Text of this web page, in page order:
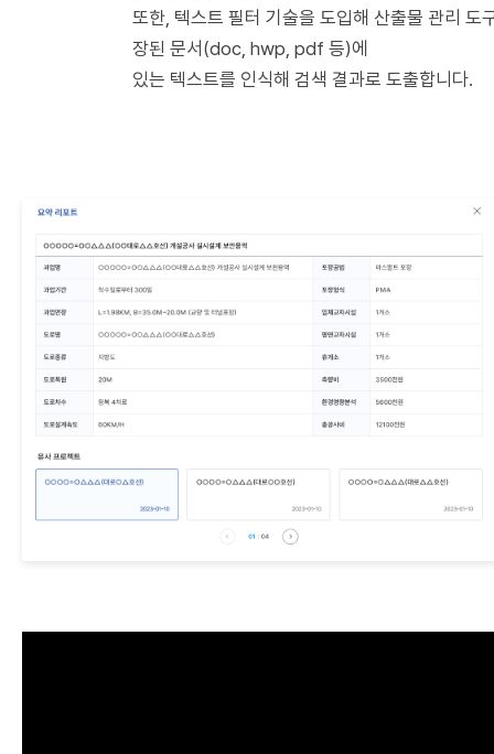
또한, 텍스트 필터 기술을 도입해 산출물 관리 도
장된 문서(doc, hwp, pdf 등)에
있는 텍스트를 인식해 검색 결과로 도출합니다.